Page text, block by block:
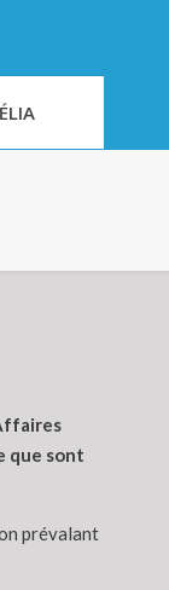
que sont
prévalant